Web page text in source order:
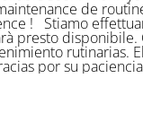
de
! Stiamo
presto disponibile.
rutinarias.
por su